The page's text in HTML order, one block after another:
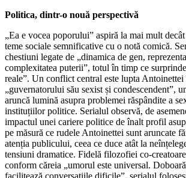
Politica, dintr-o nouă perspectivă
„Ea e vocea poporului” aspiră la mai mult
teme sociale semnificative cu o notă comică.
chestiuni legate de „dinamica de gen,
complexitatea puterii”, totul în timp ce
reale”. Un conflict central este lupta
„guvernatorului său sexist și condescendent”,
aruncă lumină asupra problemei răspândite a
instituțiilor politice. Serialul observă, de
impactul unei cariere politice de înalt profil
pe măsură ce rudele Antoinettei sunt aruncate
atenția publicului, ceea ce duce atât la
tensiuni dramatice. Fidelă filozofiei co-
conform căreia „umorul este universal.
facilitează conversațiile dificile”, serialul